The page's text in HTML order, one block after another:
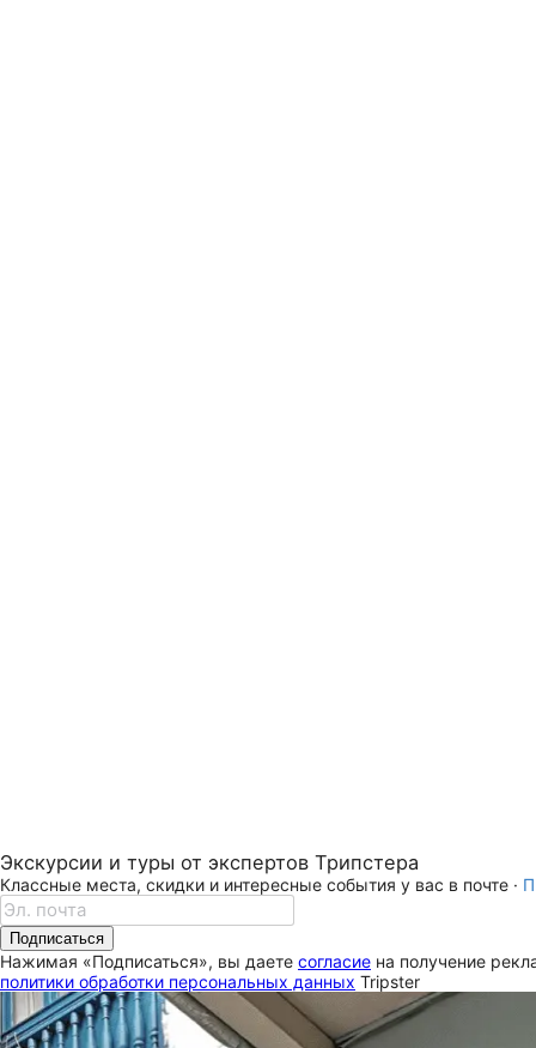
Экскурсии и туры от экспертов Трипстера
Классные места, скидки и интересные события у вас в почте ·
Подписаться
Нажимая «Подписаться», вы даете согласие на получение
политики обработки персональных данных Tripster